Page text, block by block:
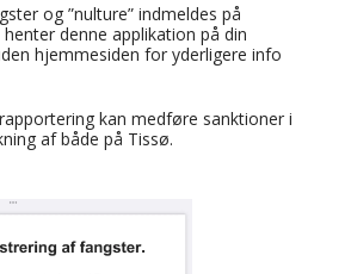
og ”nulture” indmeldes på
henter denne applikation på din
hjemmesiden for yderligere info
kan medføre sanktioner i
af både på Tissø.